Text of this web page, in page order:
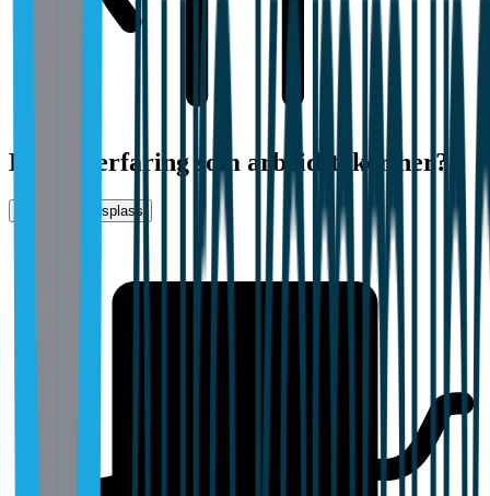
Har du erfaring som arbeidstaker her?
Vurder arbeidsplass